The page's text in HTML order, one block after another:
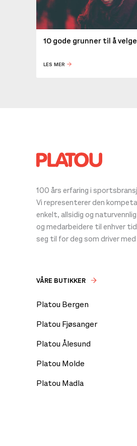
10 gode grunner til å
LES MER
100 års erfaring i
Vi representerer den
enkelt, allsidig og
og medarbeidere til enhver
seg til for deg som driver
VÅRE BUTIKKER
Platou Bergen
Platou Fjøsanger
Platou Ålesund
Platou Molde
Platou Madla